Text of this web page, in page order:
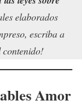
elaborados
escriba a
contenido!
Amor